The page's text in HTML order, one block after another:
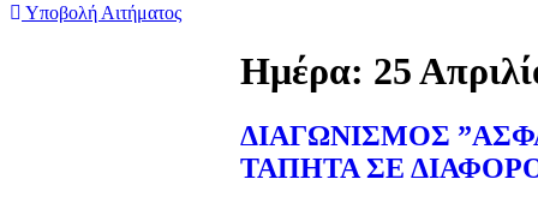
Υποβολή Αιτήματος
Ημέρα: 25
ΔΙΑΓΩΝΙΣΜΟΣ
ΤΑΠΗΤΑ ΣΕ